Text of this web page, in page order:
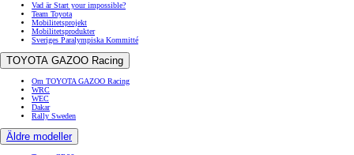
Vad är Start your impossible?
Team Toyota
Mobilitetsprojekt
Mobilitetsprodukter
Sveriges Paralympiska Kommitté
TOYOTA GAZOO Racing
Om TOYOTA GAZOO Racing
WRC
WEC
Dakar
Rally Sweden
Äldre modeller